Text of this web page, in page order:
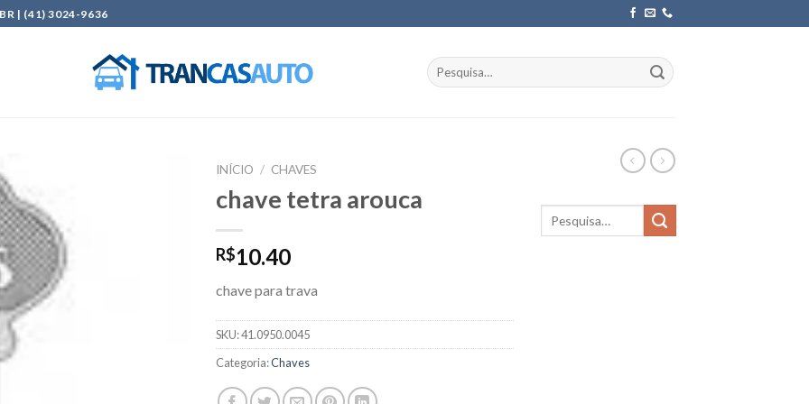
| (41) 3024-9636
Pesquisar
por:
INÍCIO / CHAVES
chave tetra arouca
R$10.40
chave para trava
SKU:41.0950.0045
Categoria:Chaves